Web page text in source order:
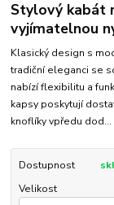
Stylový kabát
vyjímatelnou
Klasický design s
tradiční eleganci se
nabízí flexibilitu a
kapsy poskytují
knoflíky vpředu dod...
Dostupnost
Velikost